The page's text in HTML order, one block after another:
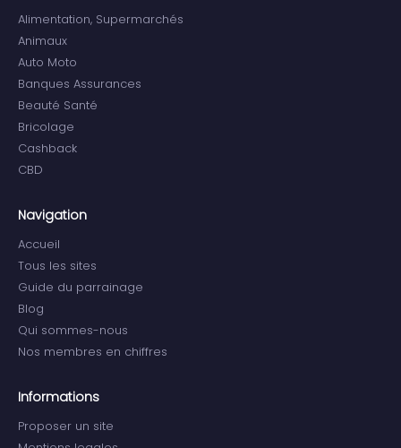
Alimentation, Supermarchés
Animaux
Auto Moto
Banques Assurances
Beauté Santé
Bricolage
Cashback
CBD
Navigation
Accueil
Tous les sites
Guide du parrainage
Blog
Qui sommes-nous
Nos membres en chiffres
Informations
Proposer un site